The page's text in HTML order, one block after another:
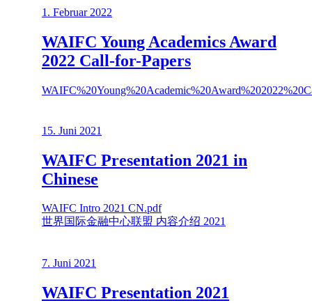
1. Februar 2022
WAIFC Young Academics Award
2022 Call-for-Papers
15. Juni 2021
WAIFC Presentation 2021 in
Chinese
WAIFC Intro 2021 CN.pdf
世界国际金融中心联盟 内容介绍 2021
7. Juni 2021
WAIFC Presentation 2021